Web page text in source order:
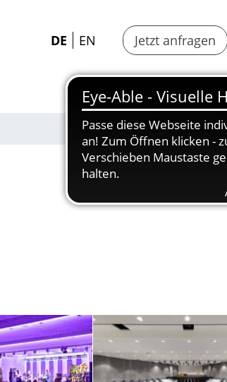
DE EN Jetzt anfragen